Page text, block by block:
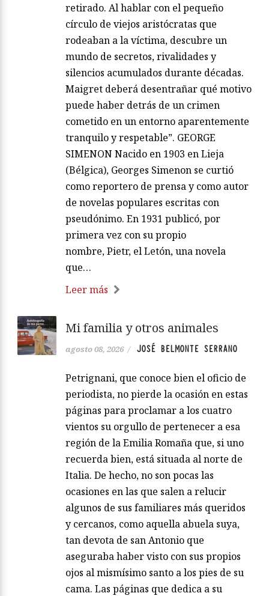
retirado. Al hablar con el pequeño
círculo de viejos aristócratas que
rodeaban a la víctima, descubre un
mundo de secretos, rivalidades y
silencios acumulados durante décadas.
Maigret deberá desentrañar qué motivo
puede haber detrás de un crimen
cometido en un entorno aparentemente
tranquilo y respetable”. GEORGE
SIMENON Nacido en 1903 en Lieja
(Bélgica), Georges Simenon se curtió
como reportero de prensa y como autor
de novelas populares escritas con
pseudónimo. En 1931 publicó, por
primera vez con su propio
nombre, Pietr, el Letón, una novela
que…
Leer más
Mi familia y otros animales
agosto 08, 2026 / JOSÉ BELMONTE SERRANO
Petrignani, que conoce bien el oficio de
periodista, no pierde la ocasión en estas
páginas para proclamar a los cuatro
vientos su orgullo de pertenecer a esa
región de la Emilia Romaña que, si uno
recuerda bien, está situada al norte de
Italia. De hecho, no son pocas las
ocasiones en las que salen a relucir
algunos de sus familiares más queridos
y cercanos, como aquella abuela suya,
tan devota de san Antonio que
aseguraba haber visto con sus propios
ojos al mismísimo santo a los pies de su
cama. Las páginas que dedica a su